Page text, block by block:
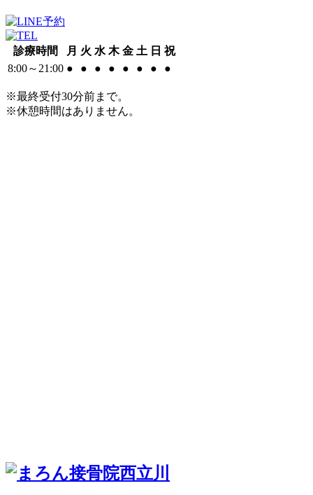
診療時間 月 火 水 木 金 土 日 祝
8:00～21:00 ● ● ● ● ● ● ● ●
※最終受付30分前まで。
※休憩時間はありません。